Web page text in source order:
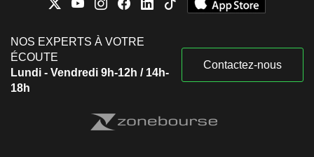
NOS EXPERTS À VOTRE
ÉCOUTE
Lundi - Vendredi 9h-12h / 14h-
18h
Contactez-nous